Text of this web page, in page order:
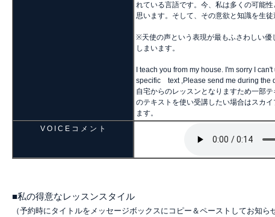
れている言語です。今、私は多くの可能
思います。そして、その意欲と知識を生徒
※天使の声という表現が最もふさわしい
しまいます。
I teach you from my house. I'm sorry I
specific text ,Please send me during the
自宅からのレッスンとなりますため一部
のテキストを使い受講したい場合はスカ
ます。
V O I C E コ メ ン ト
■私の得意なレッスンスタイル
（予約時にタイトルをメッセージボックスにコピー＆ペーストしてお知ら